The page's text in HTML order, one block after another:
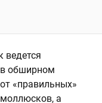
ведется
в обширном
«правильных»
а